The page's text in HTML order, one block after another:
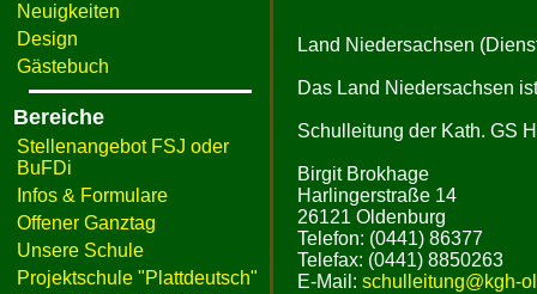
Neuigkeiten
Design
Gästebuch
Bereiche
Stellenangebot FSJ oder
BuFDi
Infos & Formulare
Offener Ganztag
Unsere Schule
Projektschule "Plattdeutsch"
Land Niedersachsen
Das Land Niedersachsen
Schulleitung der Kath. GS
Birgit Brokhage
Harlingerstraße 14
26121 Oldenburg
Telefon: (0441) 86377
Telefax: (0441) 8850263
E-Mail: schulleitung@kgh-